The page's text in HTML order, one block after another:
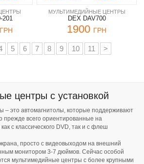
ГРН
МУЛЬТИМЕДИЙНЫЕ ЦЕНТРЫ
DEX DAV700
1900 ГРН
5 6 7 8 9 10 11 >
центры с установкой
– это автомагнитолы, которые поддерживают
прежде всего ориентированные на
с классического DVD, так и с флеш
просто с видеовыходом на внешний
монитором 3-7 дюймов. Сейчас особой
мультимедийные центры с более крупными